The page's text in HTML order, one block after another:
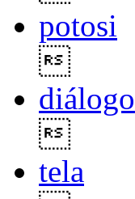
potosi
diálogo
tela